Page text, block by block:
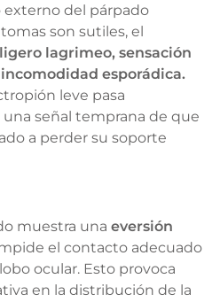
externo del párpado
son sutiles, el
ligero lagrimeo, sensación
esporádica.
leve pasa
señal temprana de que
a perder su soporte
muestra una eversión
el contacto adecuado
ocular. Esto provoca
en la distribución de la